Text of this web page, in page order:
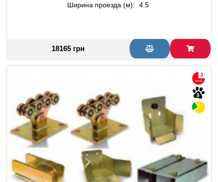
Ширина проезда (м):
4.5
18165 грн